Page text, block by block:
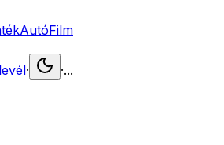
AutóFilm
· ·...